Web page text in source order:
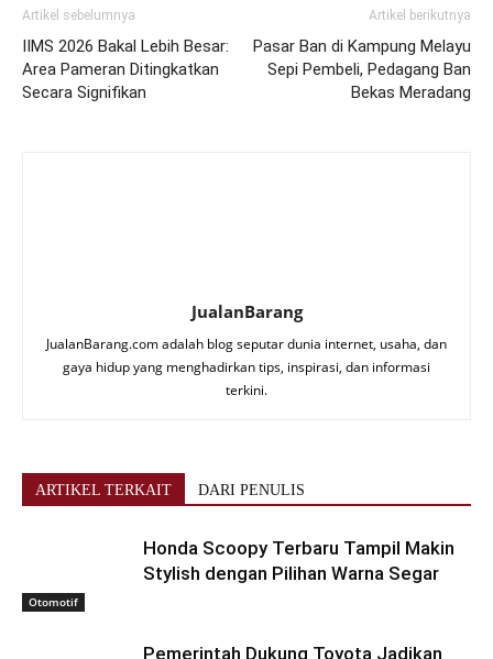
Artikel sebelumnya
IIMS 2026 Bakal Lebih Besar:
Area Pameran Ditingkatkan
Secara Signifikan
Artikel berikutnya
Pasar Ban di Kampung Melayu
Sepi Pembeli, Pedagang Ban
Bekas Meradang
JualanBarang
JualanBarang.com adalah blog seputar dunia internet, usaha, dan
gaya hidup yang menghadirkan tips, inspirasi, dan informasi
terkini.
ARTIKEL TERKAIT DARI PENULIS
Otomotif
Honda Scoopy Terbaru Tampil Makin
Stylish dengan Pilihan Warna Segar
Pemerintah Dukung Toyota Jadikan